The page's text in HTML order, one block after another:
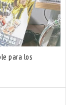
para los